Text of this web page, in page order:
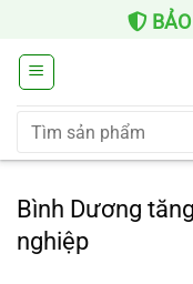
dung
Tìm
Bình Dương
nghiệp